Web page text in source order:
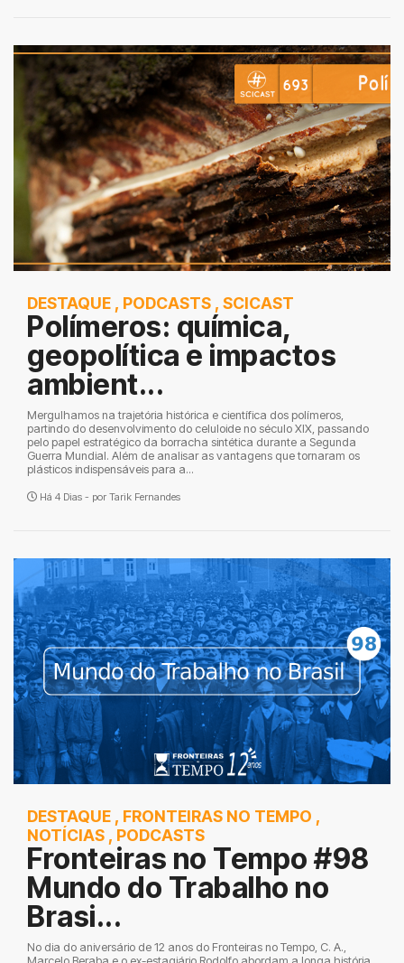
DESTAQUE , PODCASTS , SCICAST
Polímeros: química,
geopolítica e impactos
ambient...
Mergulhamos na trajetória histórica e científica dos polímeros,
partindo do desenvolvimento do celuloide no século XIX, passando
pelo papel estratégico da borracha sintética durante a Segunda
Guerra Mundial. Além de analisar as vantagens que tornaram os
plásticos indispensáveis para a...
Há 4 Dias - por Tarik Fernandes
DESTAQUE , FRONTEIRAS NO TEMPO ,
NOTÍCIAS , PODCASTS
Fronteiras no Tempo #98
Mundo do Trabalho no
Brasi...
No dia do aniversário de 12 anos do Fronteiras no Tempo, C. A.,